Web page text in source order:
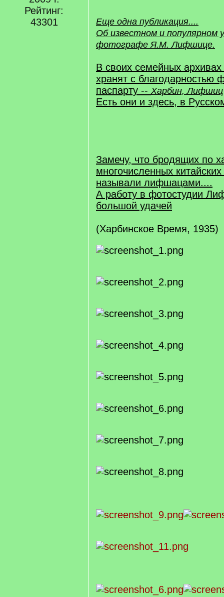
Рейтинг:
43301
Еще одна публикация....
Об известном и популярном
фотографе Я.М. Лифшице.
В своих семейных архивах
хранят с благодарностью
паспарту -- Харбин, Лифшиц
Есть они и здесь, в
Замечу, что бродящих по
многочисленных
называли лифшацами....
А работу в фотостудии
большой удачей
(Харбинское Время, 1935)